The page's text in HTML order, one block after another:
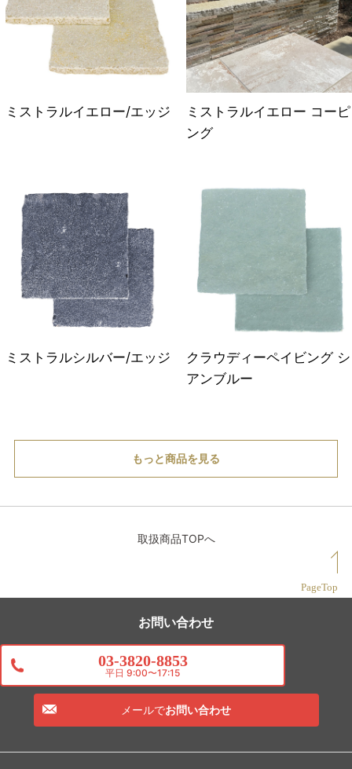
ミストラルイエロー/エッジ
ミストラルイエロー コーピ
ング
ミストラルシルバー/エッジ
クラウディーペイビング シ
アンブルー
もっと商品を見る
取扱商品TOPへ
PageTop
お問い合わせ
03-3820-8853
平日 9:00〜17:15
メールでお問い合わせ